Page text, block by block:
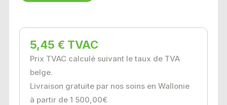
5,45 € TVAC
Prix TVAC calculé suivant le taux de TVA
belge.
Livraison gratuite par nos soins en Wallonie
à partir de 1 500,00€